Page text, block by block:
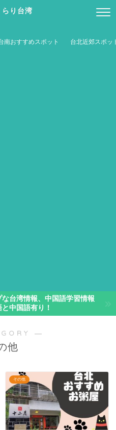
り台湾
南おすすめスポット 台北近郊スポッ
台湾情報、中国語学習情報
中国語有り！
―
他
その他